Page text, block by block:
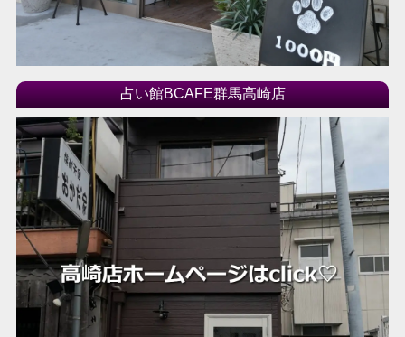
占い館BCAFE群馬高崎店